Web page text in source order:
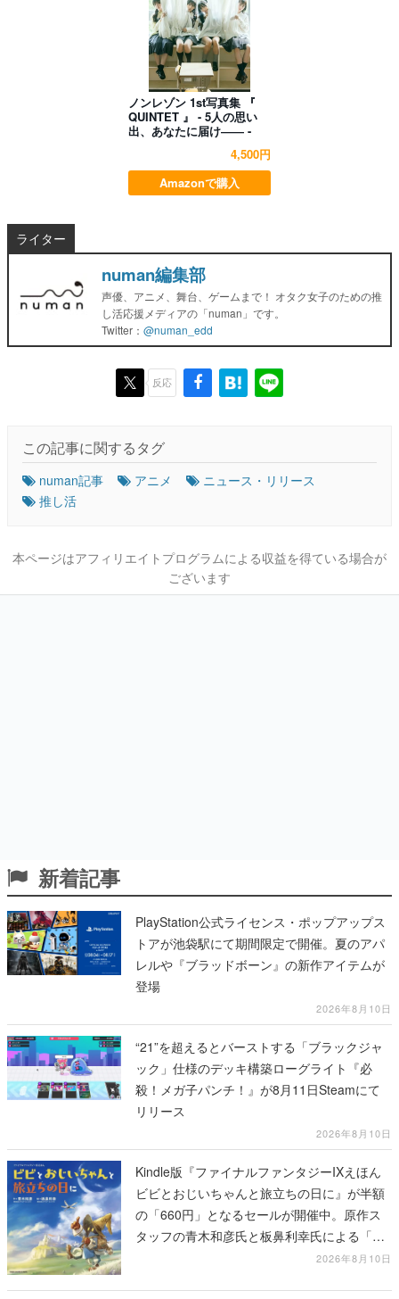
ノンレゾン 1st写真集 『
QUINTET 』 - 5人の思い
出、あなたに届け―― -
4,500円
Amazonで購入
ライター
numan編集部
声優、アニメ、舞台、ゲームまで！ オタク女子のための推
し活応援メディアの「numan」です。
Twitter： @numan_edd
反応
この記事に関するタグ
numan記事 アニメ
ニュース・リリース
推し活
本ページはアフィリエイトプログラムによる収益を得ている場合が
ございます
新着記事
PlayStation公式ライセンス・ポップアップス
トアが池袋駅にて期間限定で開催。夏のアパ
レルや『ブラッドボーン』の新作アイテムが
登場
2026年8月10日
“21”を超えるとバーストする「ブラックジャ
ック」仕様のデッキ構築ローグライト『必
殺！メガ子パンチ！』が8月11日Steamにて
リリース
2026年8月10日
Kindle版『ファイナルファンタジーIXえほん
ビビとおじいちゃんと旅立ちの日に』が半額
の「660円」となるセールが開催中。原作ス
タッフの青木和彦氏と板鼻利幸氏による「ビ
2026年8月10日